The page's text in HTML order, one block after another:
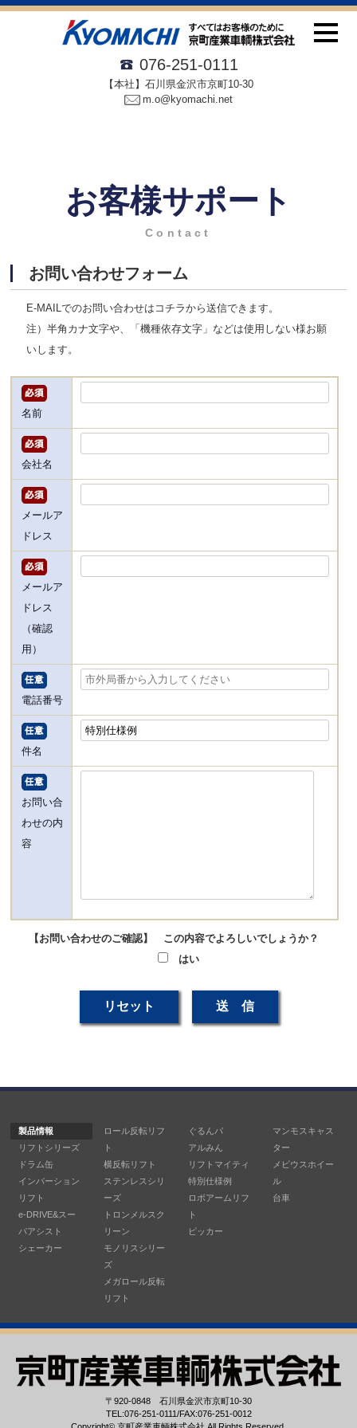
076-251-0111
【本社】石川県金沢市京町10-30
m.o@kyomachi.net
お客様サポート
Contact
お問い合わせフォーム
E-MAILでのお問い合わせはコチラから送信できます。
注）半角カナ文字や、「機種依存文字」などは使用しない様お願
いします。
名前
会社名
メールア
ドレス
メールア
ドレス
（確認
用）
電話番号
件名
お問い合
わせの内
容
【お問い合わせのご確認】 この内容でよろしいでしょうか？
はい
製品情報
リフトシリーズ
ドラム缶
インバーション
リフト
e-DRIVE&スー
パアシスト
シェーカー
ロール反転リフ
ト
横反転リフト
ステンレスシリ
ーズ
トロンメルスク
リーン
モノリスシリー
ズ
メガロール反転
リフト
ぐるんパ
アルみん
リフトマイティ
特別仕様例
ロボアームリフ
ト
ピッカー
マンモスキャス
ター
メビウスホイー
ル
台車
〒920-0848 石川県金沢市京町10-30
TEL:076-251-0111/FAX:076-251-0012